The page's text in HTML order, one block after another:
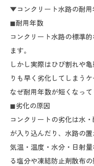
▼コンクリート水路の耐用
◼耐用年数
コンクリート水路の標準
ます。
しかし実際はひび割れや
りも早く劣化してしまう
なぜ耐用年数が短くなっ
◼劣化の原因
コンクリートの劣化は水
が入り込んだり、水路の
気温・温度・水分・日射
る塩分や凍結防止剤散布